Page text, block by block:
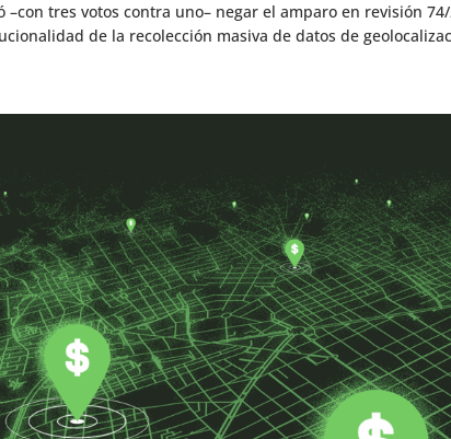
–con tres votos contra uno– negar el amparo en revisión
de la recolección masiva de datos de